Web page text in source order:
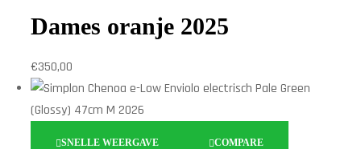
Dames oranje 2025
€350,00
SNELLE WEERGAVE COMPARE